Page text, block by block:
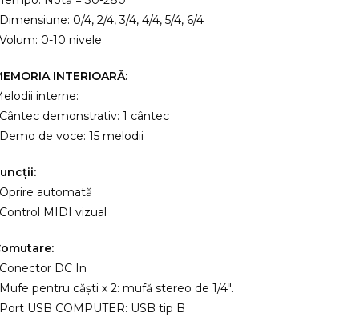
Dimensiune: 0/4, 2/4, 3/4, 4/4, 5/4, 6/4
Volum: 0-10 nivele
INTERIOARĂ:
interne:
Cântec demonstrativ: 1 cântec
Demo de voce: 15 melodii
Oprire automată
Control MIDI vizual
Conector DC In
Mufe pentru căști x 2: mufă stereo de 1/4″.
Port USB COMPUTER: USB tip B